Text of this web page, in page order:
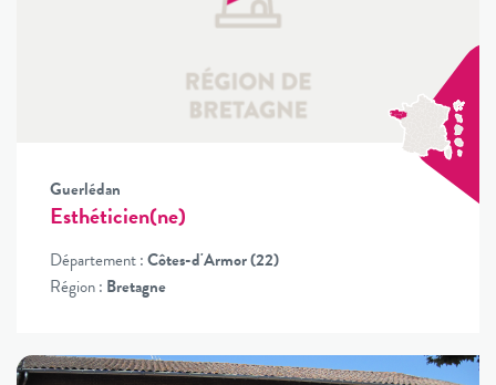
Guerlédan
Esthéticien(ne)
Département :Côtes-d'Armor (22)
Région : Bretagne